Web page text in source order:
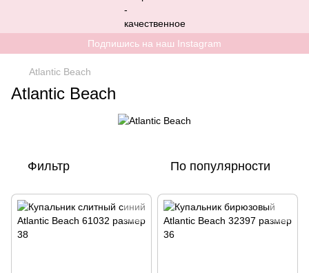
Подпишись на наш Instagram
Atlantic Beach
Atlantic Beach
Фильтр По популярности